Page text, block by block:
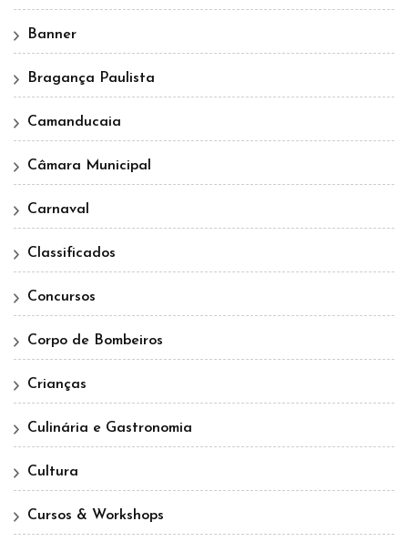
Banner
Bragança Paulista
Camanducaia
Câmara Municipal
Carnaval
Classificados
Concursos
Corpo de Bombeiros
Crianças
Culinária e Gastronomia
Cultura
Cursos & Workshops